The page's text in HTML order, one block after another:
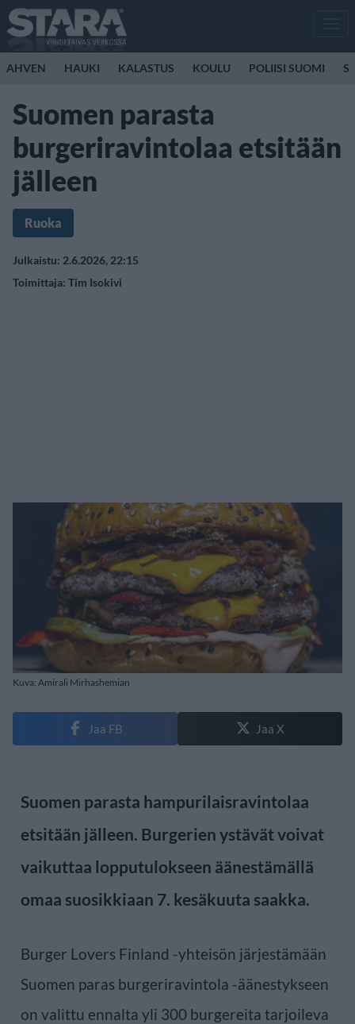
AHVEN HAUKI KALASTUS KOULU POLIISI SUOMI
Suomen parasta
burgeriravintolaa etsitään
jälleen
Ruoka
Julkaistu: 2.6.2026, 22:15
Toimittaja: Tim Isokivi
Kuva: Amirali Mirhashemian
Jaa FB Jaa X
Suomen parasta hampurilaisravintolaa
etsitään jälleen. Burgerien ystävät voivat
vaikuttaa lopputulokseen äänestämällä
omaa suosikkiaan 7. kesäkuuta saakka.
Burger Lovers Finland -yhteisön järjestämään
Suomen paras burgeriravintola -äänestykseen
on valittu ennalta yli 300 burgereita tarjoileva